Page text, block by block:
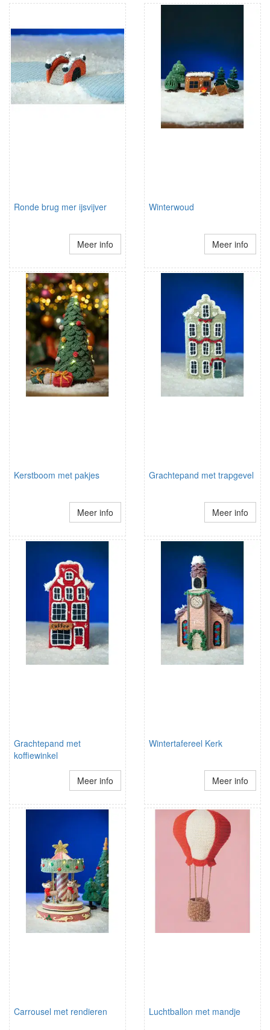
Ronde brug mer ijsvijver
Meer info
Winterwoud
Meer info
Kerstboom met pakjes
Meer info
Grachtepand met trapgevel
Meer info
Grachtepand met
koffiewinkel
Meer info
Wintertafereel Kerk
Meer info
Carrousel met rendieren Luchtballon met mandje